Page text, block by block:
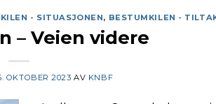
- SITUASJONEN, BESTUMKILEN -
– Veien videre
OKTOBER 2023 AV KNBF